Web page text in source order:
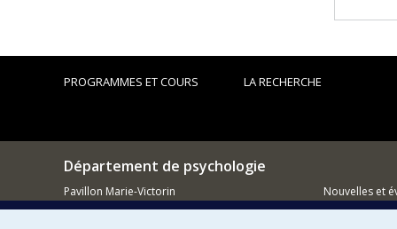
PROGRAMMES ET COURS LA RECHERCHE
Département de psychologie
Pavillon Marie-Victorin
90, avenue Vincent d'Indy
Nouvelles et